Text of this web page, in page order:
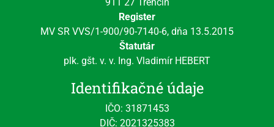
Register
MV SR VVS/1-900/90-7140-6, dňa 13.5.2015
Štatutár
plk. gšt. v. v. Ing. Vladimír HEBERT
Identifikačné údaje
IČO: 31871453
DIČ: 2021325383